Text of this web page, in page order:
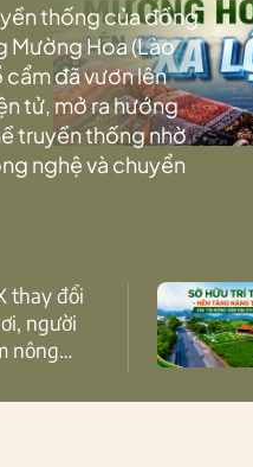
thống của đồng
Mường Hoa (Lào
cẩm đã vươn lên
tử, mở ra hướng
truyền thống nhờ
nghệ và chuyển
người
nông